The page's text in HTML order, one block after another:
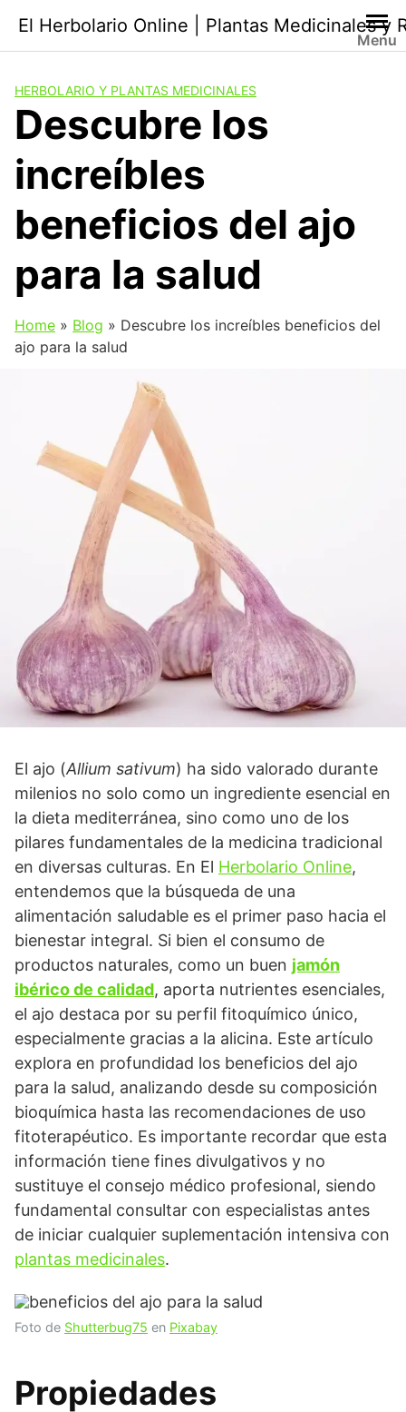
contenido
El Herbolario Online | Plantas Medicinales y
Menu
HERBOLARIO Y PLANTAS MEDICINALES
Descubre los
increíbles
beneficios del ajo
para la salud
Home » Blog » Descubre los increíbles beneficios del
ajo para la salud
El ajo (Allium sativum) ha sido valorado durante
milenios no solo como un ingrediente esencial en
la dieta mediterránea, sino como uno de los
pilares fundamentales de la medicina tradicional
en diversas culturas. En El Herbolario Online,
entendemos que la búsqueda de una
alimentación saludable es el primer paso hacia el
bienestar integral. Si bien el consumo de
productos naturales, como un buen jamón
ibérico de calidad, aporta nutrientes esenciales,
el ajo destaca por su perfil fitoquímico único,
especialmente gracias a la alicina. Este artículo
explora en profundidad los beneficios del ajo
para la salud, analizando desde su composición
bioquímica hasta las recomendaciones de uso
fitoterapéutico. Es importante recordar que esta
información tiene fines divulgativos y no
sustituye el consejo médico profesional, siendo
fundamental consultar con especialistas antes
de iniciar cualquier suplementación intensiva con
plantas medicinales.
Foto de Shutterbug75 en Pixabay
Propiedades